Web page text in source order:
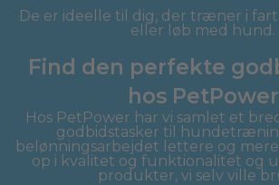
De er ideelle til dig, der træner i fart
eller løb med hund.
Find den perfekte
hos PetPower
Hos PetPower har vi samlet et
godbidstasker til
belønningsarbejdet lettere og
op i kvalitet og funktionalitet og
produkter, vi selv ville